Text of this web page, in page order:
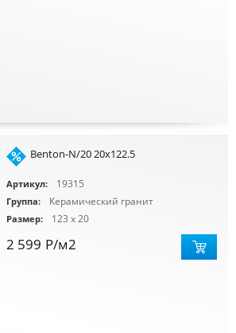
Benton-N/20 20x122.5
Артикул: 19315
Группа: Керамический гранит
Размер: 123 x 20
2 599 Р/м2